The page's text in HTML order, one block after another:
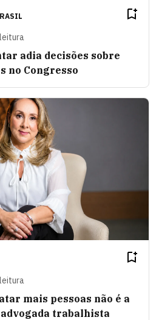
adia decisões sobre
no Congresso
mais pessoas não é a
advogada trabalhista